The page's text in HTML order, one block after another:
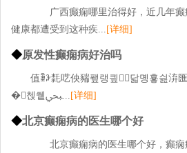
广西癫痫哪里治得好，近几年癫
健康都遭受到这种疾... [详细]
◆原发性癫痫病好治吗
值ꄾꆡ㲡呓佒䝎퐾랭킢닯몡훃싎
�첹쒵ﷂ... [详细]
◆北京癫痫病的医生哪个好
北京癫痫病的医生哪个好，癫痫